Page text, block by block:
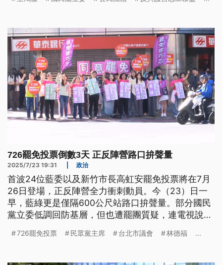
舉行「文教界挺大罷免」遊行。
726罷免投票倒數3天 正反陣營路口拚聲量
2025/7/23 19:31 政治
首波24位藍委以及新竹市長高虹安罷免投票將在7月
26日登場，正反陣營全力衝刺動員。今（23）日一
早，藍綠更是僅隔600公尺站路口拚聲量。部分國民
黨立委低調回防基層，但也遭罷團質疑，連電視說明
726罷免投票 民眾黨主席 台北市議會 林德福 ...